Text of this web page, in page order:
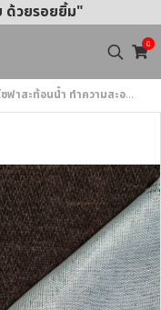
ด้วยรอยยิ้ม"
0
ะท้อนน้ำ ทำความสะอาดง่าย MJ358 หน้ากว้าง145±3 ซม.